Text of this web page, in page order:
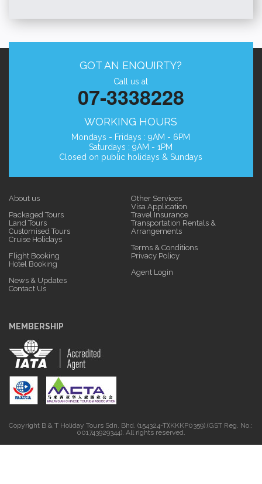
GOT AN ENQUIRTY?
Call us at
07-3338228
WORKING HOURS
Mondays - Fridays : 9AM - 6PM
Saturdays : 9AM - 1PM
Closed on public holidays & Sundays
About us
Packaged Tours
Land Tours
Customised Tours
Cruise Holidays
Flight Booking
Hotel Booking
News & Updates
Contact Us
Other Services
Visa Application
Travel Insurance
Transportation Rentals &
Arrangements
Terms & Conditions
Privacy Policy
Agent Login
MEMBERSHIP
Copyright B & T Holiday Tours Sdn. Bhd. (154324-T)(KKKP0359).(GST Reg. No.:
001743929344). All rights reserved.